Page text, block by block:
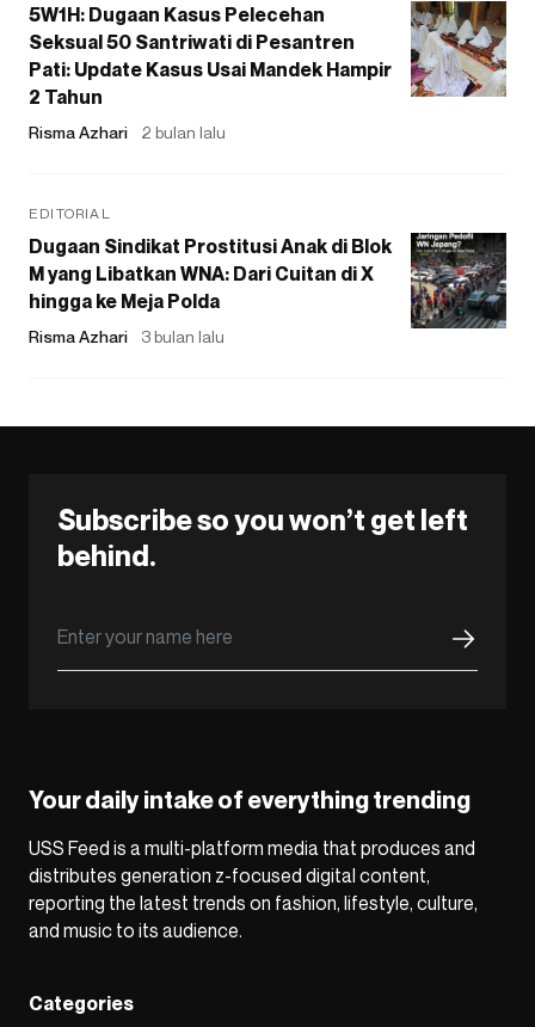
5W1H: Dugaan Kasus Pelecehan
Seksual 50 Santriwati di Pesantren
Pati: Update Kasus Usai Mandek Hampir
2 Tahun
Risma Azhari 2 bulan lalu
EDITORIAL
Dugaan Sindikat Prostitusi Anak di Blok
M yang Libatkan WNA: Dari Cuitan di X
hingga ke Meja Polda
Risma Azhari 3 bulan lalu
Subscribe so you won’t get left
behind.
Your daily intake of everything trending
USS Feed is a multi-platform media that produces and
distributes generation z-focused digital content,
reporting the latest trends on fashion, lifestyle, culture,
and music to its audience.
Categories